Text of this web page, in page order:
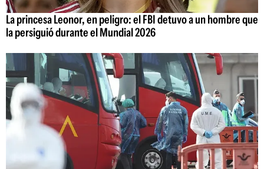
La princesa Leonor, en peligro: el FBI detuvo a un hombre que
la persiguió durante el Mundial 2026